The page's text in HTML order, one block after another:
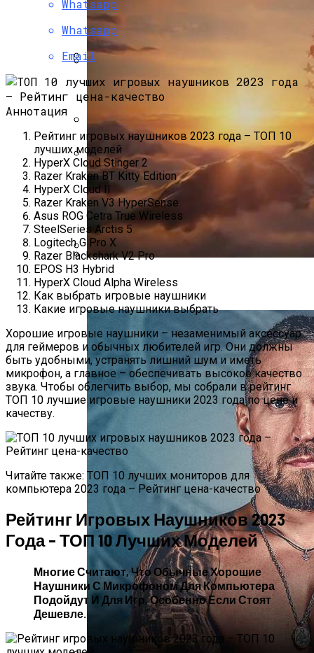
Проект Дома С Верандой И Террасой +
Фото
План Участка 15 Соток + Фото
Барнхаусы: Строительство Под Ключ –
Комфорт И Экологичность
Кинотеатр Дома
Телевизор Картина Samsung The Frame —
Обзор Необычного Телевизора Для
Дома И Студии
LG 32UD99-W — Обзор Самого Эпического
Монитора С UltraHD 4K HDR
Обзор Amazon Fire TV — Если Alexa
Управляет Домом, То Fire TV Будет
Управлять ТВ
Paramount Получит Права На
Трансляцию UFC В США За $7,7 Млрд
Whatsapp
Whatsapp
Email
Аннотация
Рейтинг игровых наушников 2023 года – ТОП 10
лучших моделей
HyperX Cloud Stinger 2
Razer Kraken BT Kitty Edition
HyperX Cloud II
Razer Kraken V3 HyperSense
Asus ROG Cetra True Wireless
SteelSeries Arctis 5
Logitech G Pro X
Razer Blackshark V2 Pro
EPOS H3 Hybrid
HyperX Cloud Alpha Wireless
Как выбрать игровые наушники
Какие игровые наушники выбрать
Хорошие игровые наушники – незаменимый аксессуар
для геймеров и обычных любителей игр. Они должны
быть удобными, устранять лишний шум и иметь
микрофон, а главное – обеспечивать высокое качество
звука. Чтобы облегчить выбор, мы собрали в рейтинг
ТОП 10 лучшие игровые наушники 2023 года по цене и
качеству.
Читайте также: ТОП 10 лучших мониторов для
компьютера 2023 года – Рейтинг цена-качество
Рейтинг Игровых Наушников 2023
Года – ТОП 10 Лучших Моделей
Многие Считают, Что Обычные Хорошие
Наушники С Микрофоном Для Компьютера
Подойдут И Для Игр, Особенно Если Стоят
Дешевле.